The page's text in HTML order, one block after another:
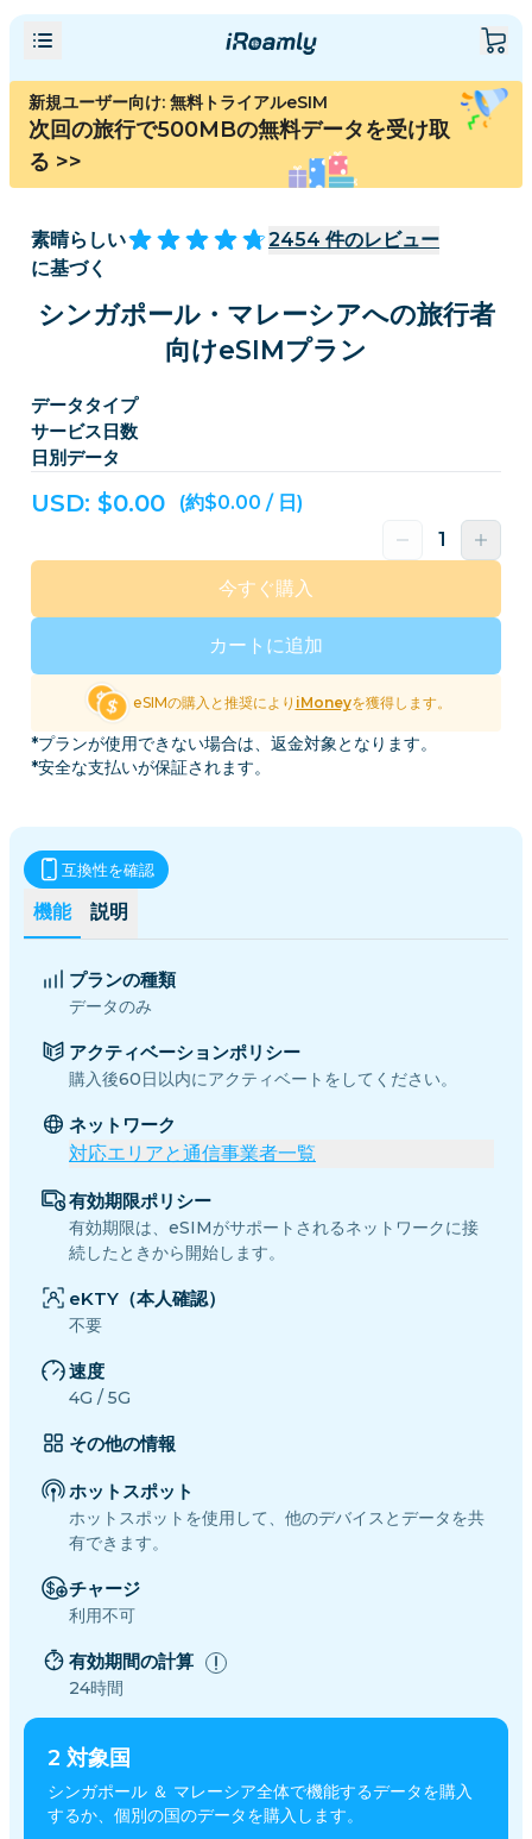
新規ユーザー向け: 無料トライアルeSIM
次回の旅行で500MBの無料データを受け取
る >>
素晴らしい 2454 件のレビュー
に基づく
シンガポール・マレーシアへの旅行者
向けeSIMプラン
データタイプ
サービス日数
日別データ
USD: $0.00 (約$0.00 / 日)
カートに追加
今すぐ購入
eSIMの購入と推奨により iMoneyを獲得します。
*プランが使用できない場合は、返金対象となります。
*安全な支払いが保証されます。
2 対象国
シンガポール ＆ マレーシア全体で機能するデータを購入
するか、個別の国のデータを購入します。
機能 説明
互換性を確認
プランの種類
データのみ
アクティベーションポリシー
購入後60日以内にアクティベートをしてください。
ネットワーク
対応エリアと通信事業者一覧
有効期限ポリシー
有効期限は、eSIMがサポートされるネットワークに接
続したときから開始します。
eKTY（本人確認）
不要
速度
4G / 5G
その他の情報
ホットスポット
ホットスポットを使用して、他のデバイスとデータを共
有できます。
チャージ
利用不可
有効期間の計算
24時間